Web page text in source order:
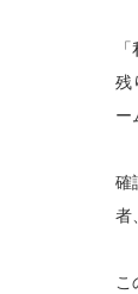
残
ー
確
者
こ